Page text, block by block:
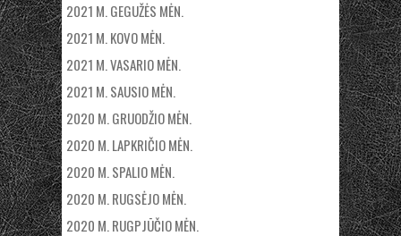
2021 M. GEGUŽĖS MĖN.
2021 M. KOVO MĖN.
2021 M. VASARIO MĖN.
2021 M. SAUSIO MĖN.
2020 M. GRUODŽIO MĖN.
2020 M. LAPKRIČIO MĖN.
2020 M. SPALIO MĖN.
2020 M. RUGSĖJO MĖN.
2020 M. RUGPJŪČIO MĖN.